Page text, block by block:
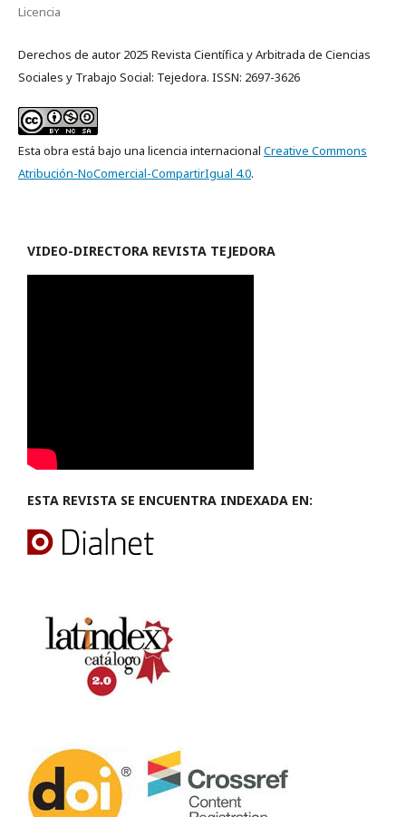
Licencia
Derechos de autor 2025 Revista Científica y Arbitrada de Ciencias
Sociales y Trabajo Social: Tejedora. ISSN: 2697-3626
Esta obra está bajo una licencia internacional Creative Commons
Atribución-NoComercial-CompartirIgual 4.0.
VIDEO-DIRECTORA REVISTA TEJEDORA
ESTA REVISTA SE ENCUENTRA INDEXADA EN: